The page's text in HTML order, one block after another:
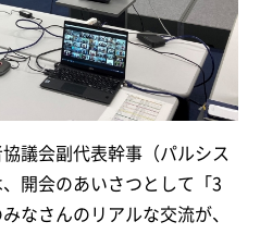
議会副代表幹事（パルシス
開会のあいさつとして「3
なさんのリアルな交流が、